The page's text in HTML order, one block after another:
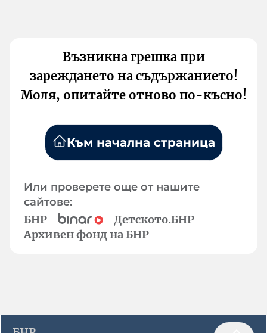
Възникна грешка при
зареждането на съдържанието!
Моля, опитайте отново по-късно!
Към начална страница
Или проверете още от нашите
сайтове:
БНР
Детското.БНР
Архивен фонд на БНР